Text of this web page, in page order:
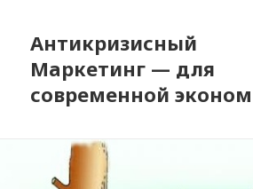
Антикризисный
Маркетинг — для
современной